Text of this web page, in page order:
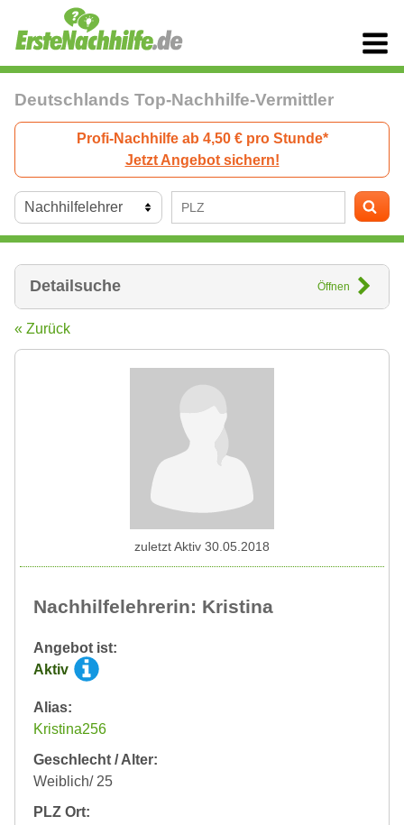
Deutschlands Top-Nachhilfe-Vermittler
Profi-Nachhilfe ab 4,50 € pro Stunde*
Jetzt Angebot sichern!
Detailsuche Öffnen
« Zurück
Nachhilfelehrerin: Kristina
Angebot ist:
Aktiv
Alias:
Kristina256
Geschlecht / Alter:
Weiblich/ 25
PLZ Ort:
zuletzt Aktiv 30.05.2018